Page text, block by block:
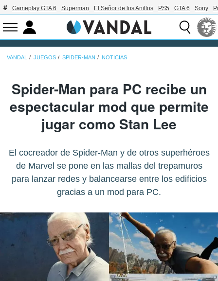
Gameplay GTA 6 Superman El Señor de los Anillos PS5 GTA 6 Sony
VANDAL JUEGOS SPIDER-MAN NOTICIAS
Spider-Man para PC recibe un
espectacular mod que permite
jugar como Stan Lee
El cocreador de Spider-Man y de otros superhéroes
de Marvel se pone en las mallas del trepamuros
para lanzar redes y balancearse entre los edificios
gracias a un mod para PC.